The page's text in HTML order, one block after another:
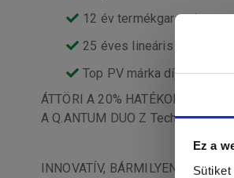
Ez a
12 év termékgarancia
25 éves lineáris
Top PV márka díj
ÁTTÖRI A 20% HATÉKONYSÁGI
A Q.ANTUM DUO Z Technology
INNOVATÍV, BÁRMILYEN